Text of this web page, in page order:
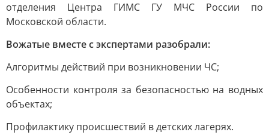
отделения Центра ГИМС ГУ МЧС России по
Московской области.
Вожатые вместе с экспертами разобрали:
Алгоритмы действий при возникновении ЧС;
Особенности контроля за безопасностью на водных
объектах;
Профилактику происшествий в детских лагерях.